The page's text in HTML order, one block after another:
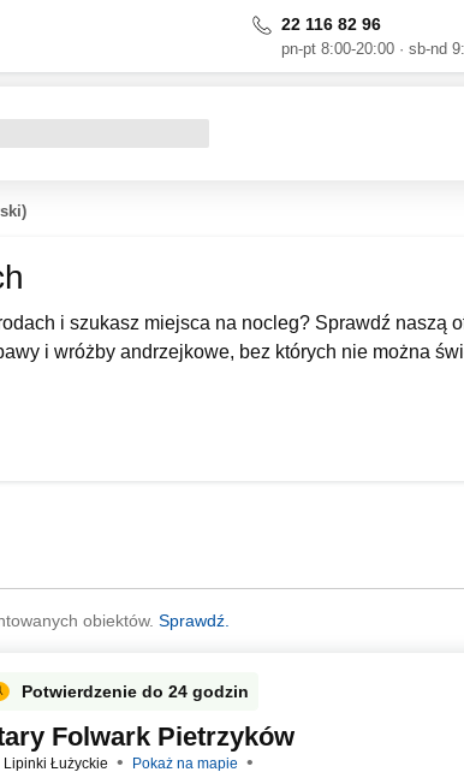
22 116 82 96
pn-pt 8:00-20:00 · sb-nd
i szukasz miejsca na nocleg? Sprawdź naszą
i wróżby andrzejkowe, bez których nie można
obiektów. Sprawdź.
Potwierdzenie do 24 godzin
Folwark Pietrzyków
Lipinki Łużyckie Pokaż na mapie